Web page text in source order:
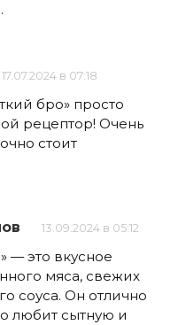
17.07.2024 в 07:18
бро» просто
рецептор! Очень
стоит
13.09.2024 в 05:12
— это вкусное
мяса, свежих
соуса. Он отлично
любит сытную и